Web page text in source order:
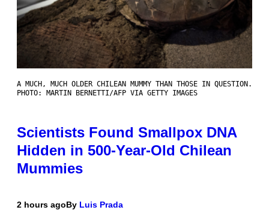
A MUCH, MUCH OLDER CHILEAN MUMMY THAN THOSE IN QUESTION.
PHOTO: MARTIN BERNETTI/AFP VIA GETTY IMAGES
Scientists Found Smallpox DNA
Hidden in 500-Year-Old Chilean
Mummies
2 hours agoBy Luis Prada